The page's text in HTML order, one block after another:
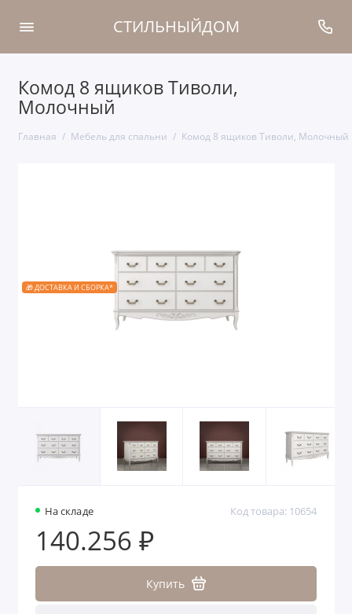
СТИЛЬНЫЙДОМ
Комод 8 ящиков Тиволи,
Молочный
Главная Мебель для спальни Комод 8 ящиков Тиволи, Молочный
🎁 ДОСТАВКА И СБОРКА*
На складе Код товара: 10654
140.256 ₽
Купить